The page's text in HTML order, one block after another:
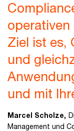
operativen
Ziel ist es,
und
und mit
Marcel Scholze,
Management und